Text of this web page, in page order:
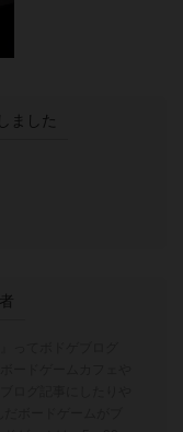
しました